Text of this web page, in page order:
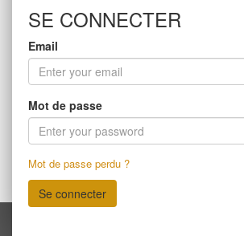
SE CONNECTER
Email
Mot de passe
Mot de passe perdu ?
Se connecter